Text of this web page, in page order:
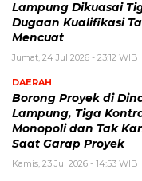
Lampung Dikuasai
Dugaan Kualifikasi
Mencuat
Jumat, 24 Jul 2026 - 23:12 WIB
DAERAH
Borong Proyek di
Lampung, Tiga
Monopoli dan Tak
Saat Garap Proyek
Kamis, 23 Jul 2026 - 14:53 WIB